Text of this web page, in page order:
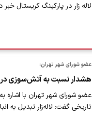
لاله زار در پارکینگ کریستال خبر
عضو شورای شهر تهران:
هشدار نسبت‌ به آتش‌سوزی در
عضو شورای شهر تهران با اشاره
تاریخی گفت: لاله‌زار تبدیل به